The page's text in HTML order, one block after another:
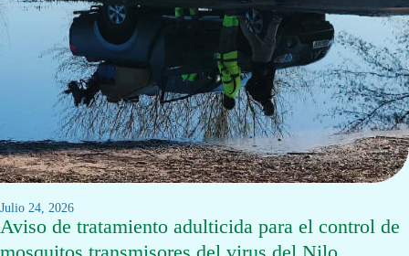
julio 24, 2026
Aviso de tratamiento adulticida para el control de